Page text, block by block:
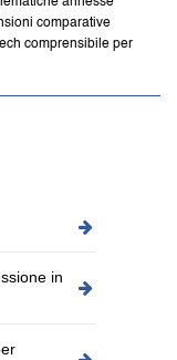
comparative
comprensibile per
in